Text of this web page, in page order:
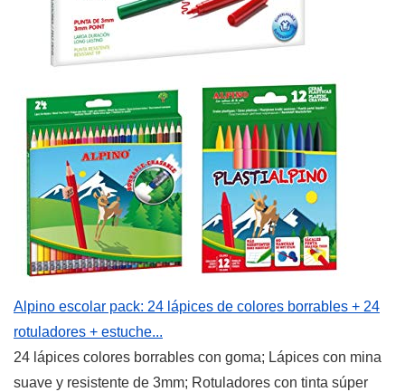
Alpino escolar pack: 24 lápices de colores borrables + 24
rotuladores + estuche...
24 lápices colores borrables con goma; Lápices con mina
suave y resistente de 3mm; Rotuladores con tinta súper